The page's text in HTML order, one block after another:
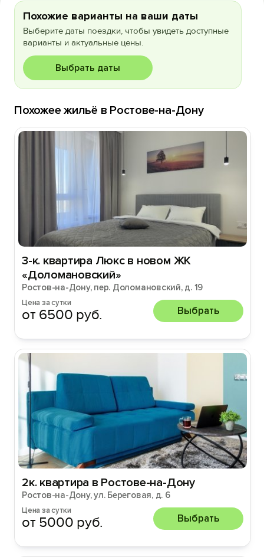
Похожие варианты на ваши даты
Выберите даты поездки, чтобы увидеть доступные
варианты и актуальные цены.
Выбрать даты
Похожее жильё в Ростове-на-Дону
3-к. квартира Люкс в новом ЖК
«Доломановский»
Ростов-на-Дону, пер. Доломановский, д. 19
Цена за сутки
от 6500 руб. Выбрать
2к. квартира в Ростове-на-Дону
Ростов-на-Дону, ул. Береговая, д. 6
Цена за сутки
от 5000 руб. Выбрать